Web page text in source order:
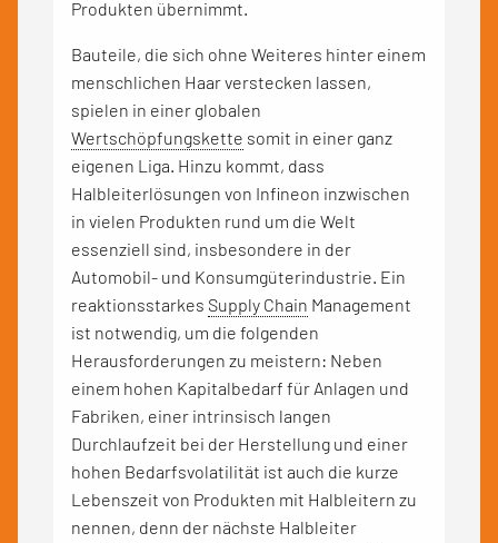
Produkten übernimmt.
Bauteile, die sich ohne Weiteres hinter einem
menschlichen Haar verstecken lassen,
spielen in einer globalen
Wertschöpfungskette somit in einer ganz
eigenen Liga. Hinzu kommt, dass
Halbleiterlösungen von Infineon inzwischen
in vielen Produkten rund um die Welt
essenziell sind, insbesondere in der
Automobil- und Konsumgüterindustrie. Ein
reaktionsstarkes Supply Chain Management
ist notwendig, um die folgenden
Herausforderungen zu meistern: Neben
einem hohen Kapitalbedarf für Anlagen und
Fabriken, einer intrinsisch langen
Durchlaufzeit bei der Herstellung und einer
hohen Bedarfsvolatilität ist auch die kurze
Lebenszeit von Produkten mit Halbleitern zu
nennen, denn der nächste Halbleiter